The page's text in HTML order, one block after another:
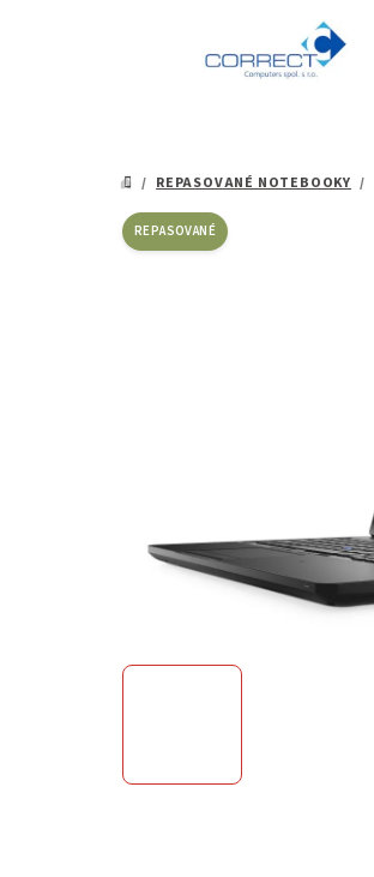
DOMŮ
/ REPASOVANÉ NOTEBOOKY /
REPASOVANÉ